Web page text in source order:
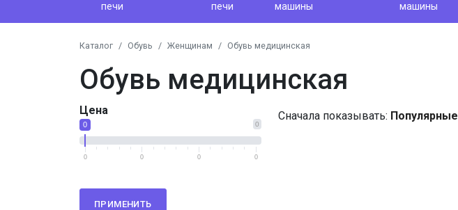
печи
печи
машины
машины
Каталог Обувь Женщинам Обувь медицинская
Обувь медицинская
Цена
0
0
0 0 0 0
ПРИМЕНИТЬ
Сначала показывать: Популярные